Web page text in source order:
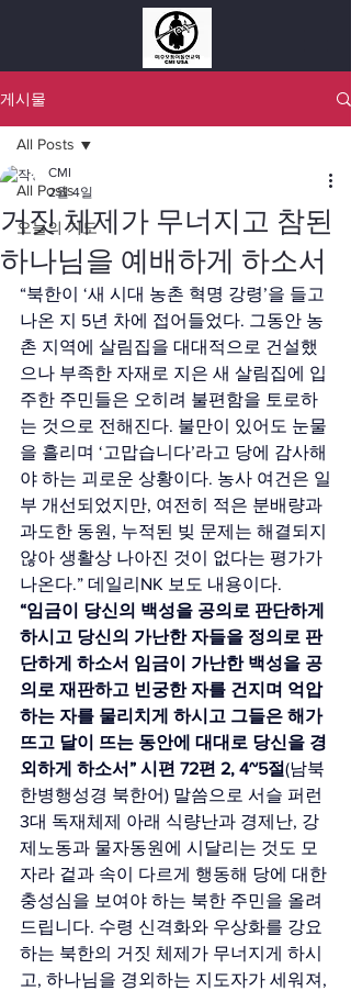
게시물
All Posts
오늘의 기도
All Posts
거짓 체제가 무너지고 참된
하나님을 예배하게 하소서
CMI
2월 4일
“북한이 ‘새 시대 농촌 혁명 강령’을 들고
나온 지 5년 차에 접어들었다. 그동안 농
촌 지역에 살림집을 대대적으로 건설했
으나 부족한 자재로 지은 새 살림집에 입
주한 주민들은 오히려 불편함을 토로하
는 것으로 전해진다. 불만이 있어도 눈물
을 흘리며 ‘고맙습니다’라고 당에 감사해
야 하는 괴로운 상황이다. 농사 여건은 일
부 개선되었지만, 여전히 적은 분배량과
과도한 동원, 누적된 빚 문제는 해결되지
않아 생활상 나아진 것이 없다는 평가가
나온다.” 데일리NK 보도 내용이다.
“임금이 당신의 백성을 공의로 판단하게
하시고 당신의 가난한 자들을 정의로 판
단하게 하소서 임금이 가난한 백성을 공
의로 재판하고 빈궁한 자를 건지며 억압
하는 자를 물리치게 하시고 그들은 해가
뜨고 달이 뜨는 동안에 대대로 당신을 경
외하게 하소서” 시편 72편 2, 4~5절(남북
한병행성경 북한어) 말씀으로 서슬 퍼런
3대 독재체제 아래 식량난과 경제난, 강
제노동과 물자동원에 시달리는 것도 모
자라 겉과 속이 다르게 행동해 당에 대한
충성심을 보여야 하는 북한 주민을 올려
드립니다. 수령 신격화와 우상화를 강요
하는 북한의 거짓 체제가 무너지게 하시
고, 하나님을 경외하는 지도자가 세워져,